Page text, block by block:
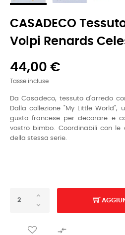
CASADECO
Volpi Renards
44,00 €
Tasse incluse
Da Casadeco, tessuto d'arredo
Dalla collezione "My Little World",
gusto francese per decorare e
vostro bimbo. Coordinabili con
della stessa serie.
